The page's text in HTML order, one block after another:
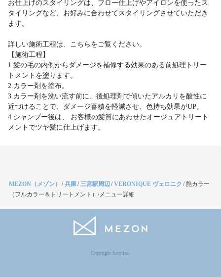
お仕上げのスタイリングは、ブロー仕上げやアイロンを使ったス
タイリングなど、お好みに合わせてスタイリングさせていただき
ます。
詳しい施術工程は、こちらをご覧ください。
【施術工程】
1.髪の毛の内側からダメージを補修する効果のある前処理トリー
トメントを塗ります。
2.カラー剤を塗布。
3.カラー剤を洗い流す前に、後処理剤で傾いたアルカリを酸性に
近づけることで、ダメージ蓄積を軽減させ、色持ち効果がUP。
4.シャンプー後は、 お客様の髪質にあわせたオージュアトリート
メントでツヤ髪に仕上げます。
MEZON（メゾン） /兵庫/三宮駅周辺/VERONIQUE ヴェロニク /艶カラー
（フルカラー＆トリートメント）/メニュー詳細
Copyright Jocy inc.